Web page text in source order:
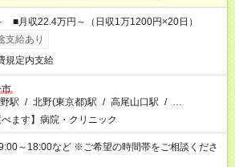
■月収22.4万円～（日収1万1200円×20日）
支給あり
規定内支給
駅 / 北野(東京都)駅 / 高尾山口駅 / …
べます】病院・クリニック
～18:00など ※ご希望の時間帯をご相談くださ